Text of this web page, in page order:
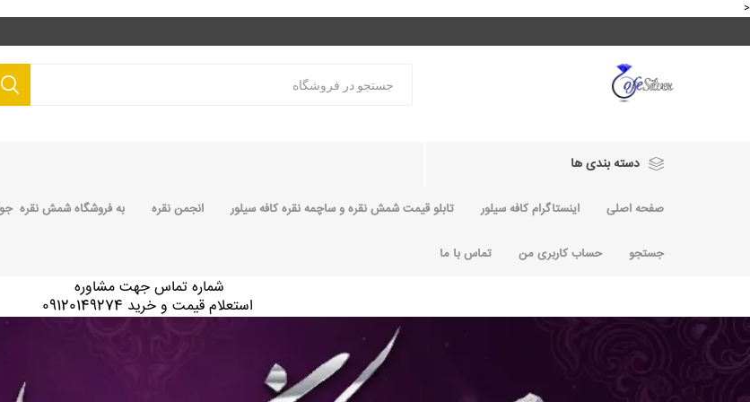
<
دسته بندی ها
صفحه اصلی اینستاگرام کافه سیلور تابلو قیمت شمش نقره و ساچمه نقره کافه سیلور انجمن نقره به فروشگاه شمش نقره
جستجو حساب کاربری من تماس با ما
شماره تماس جهت مشاوره
استعلام قیمت و خرید 09120149274